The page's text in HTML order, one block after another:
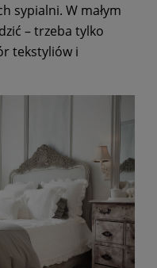
sypialni. W małym
– trzeba tylko
tekstyliów i